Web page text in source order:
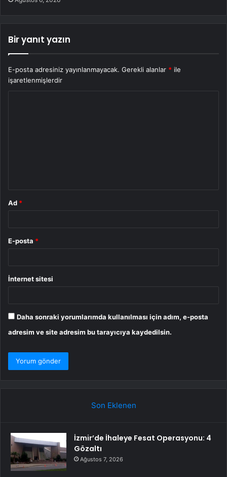
Bir yanıt yazın
E-posta adresiniz yayınlanmayacak. Gerekli alanlar * ile
işaretlenmişlerdir
Ad *
E-posta *
İnternet sitesi
Daha sonraki yorumlarımda kullanılması için adım, e-posta
adresim ve site adresim bu tarayıcıya kaydedilsin.
Son Eklenen
İzmir’de İhaleye Fesat Operasyonu: 4
Gözaltı
Ağustos 7, 2026